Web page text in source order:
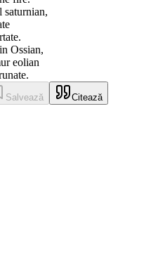
saturnian,
Ossian,
eolian
Salvează Citează